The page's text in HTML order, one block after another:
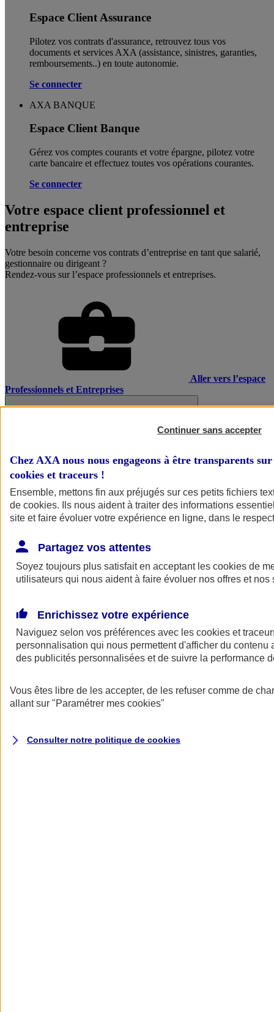
Espace Client Assurance
Pilotez vos contrats d'assurance, retrouvez tous vos
documents et services AXA (assistance, sinistres, garanties,
remboursements..) en toute autonomie. ​
Se connecter
AXA BANQUE
Espace Client Banque
Gérez vos comptes courants et votre épargne, pilotez votre
carte bancaire et effectuez toutes vos opérations courantes.
Se connecter
Votre espace client professionnel et
entreprise
Votre besoin concerne vos contrats d’entreprise en tant que salarié,
gestionnaire ou dirigeant ?
Rendez-vous sur l’espace professionnels et entreprises.
Aller vers l’espace
Professionnels et Entreprises
AXA Assurance
Continuer sans accepter
Chez AXA nous nous engageons à être transparents
cookies et traceurs !
Ensemble, mettons fin aux préjugés sur ces petits fichiers
de cookies. Ils nous aident à traiter des informations
site et faire évoluer votre expérience en ligne, dans le
Partagez vos attentes
Soyez toujours plus satisfait en acceptant les cookies de
utilisateurs qui nous aident à faire évoluer nos offres et nos
Enrichissez votre expérience
Naviguez selon vos préférences avec les cookies et
personnalisation qui nous permettent d'afficher du contenu
des publicités personnalisées et de suivre la performance
Vous êtes libre de les accepter, de les refuser comme de
allant sur "Paramétrer mes cookies"
Consulter notre politique de cookies